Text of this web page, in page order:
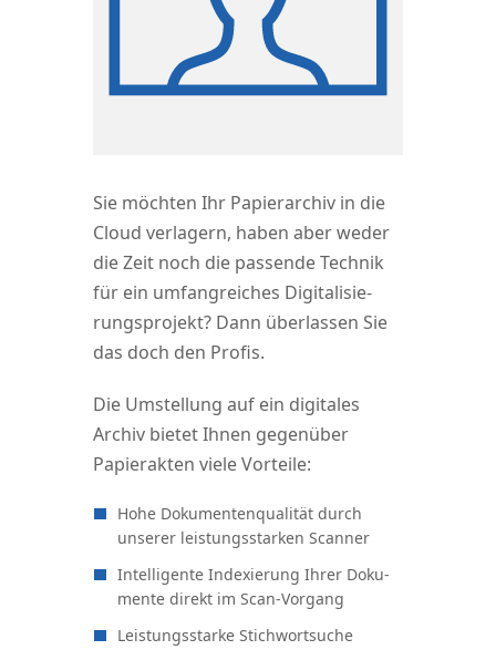
Sie möch­ten Ihr Papier­ar­chiv in die
Cloud ver­la­gern, haben aber weder
die Zeit noch die pas­sen­de Tech­nik
für ein umfang­rei­ches Digi­ta­li­sie­
rungs­pro­jekt? Dann über­las­sen Sie
das doch den Profis.
Die Umstel­lung auf ein digi­ta­les
Archiv bie­tet Ihnen gegen­über
Papier­ak­ten vie­le Vorteile:
Hohe Doku­men­ten­qua­li­tät durch
unse­rer leis­tungs­star­ken Scanner
Intel­li­gen­te Inde­xie­rung Ihrer Doku­
men­te direkt im Scan-Vorgang
Leis­tungs­star­ke Stichwortsuche